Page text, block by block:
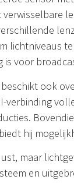
lichtniveaus
is voor
beschikt ook
verbinding
hij
maar
en